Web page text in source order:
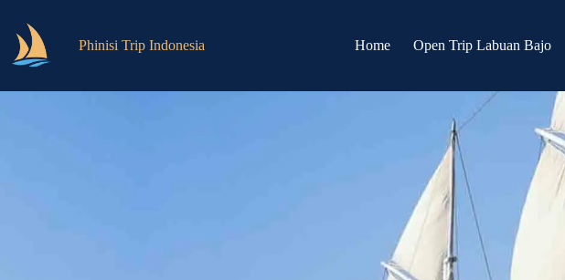
Phinisi Trip Indonesia Home Open Trip Labuan Bajo